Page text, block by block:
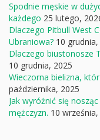
Spodnie męskie w
każdego 25 lutego,
Dlaczego Pitbull West
Ubraniowa? 10
Dlaczego biustonosze
10 grudnia, 2025
Wieczorna bielizna,
października, 2025
Jak wyróżnić się
mężczyzn. 10